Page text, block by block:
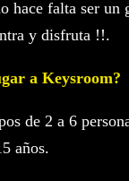
hace falta ser un
y disfruta !!.
a Keysroom?
de 2 a 6
años.